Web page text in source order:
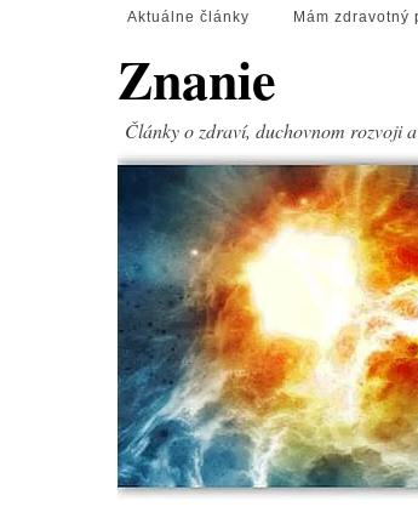
Aktuálne články Mám zdravotný
Znanie
Články o zdraví, duchovnom rozvoji